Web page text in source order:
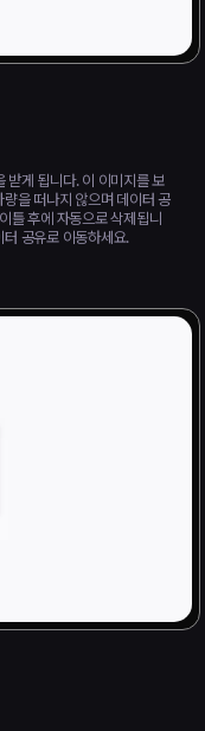
받게 됩니다. 이 이미지를 보
을 떠나지 않으며 데이터 공
틀 후에 자동으로 삭제됩니
공유로 이동하세요.